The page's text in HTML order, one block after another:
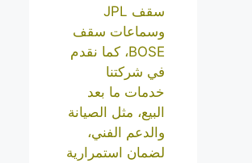
سقف JPL
وسماعات سقف
BOSE، كما نقدم
في شركتنا
خدمات ما بعد
البيع، مثل الصيانة
والدعم الفني،
لضمان استمرارية